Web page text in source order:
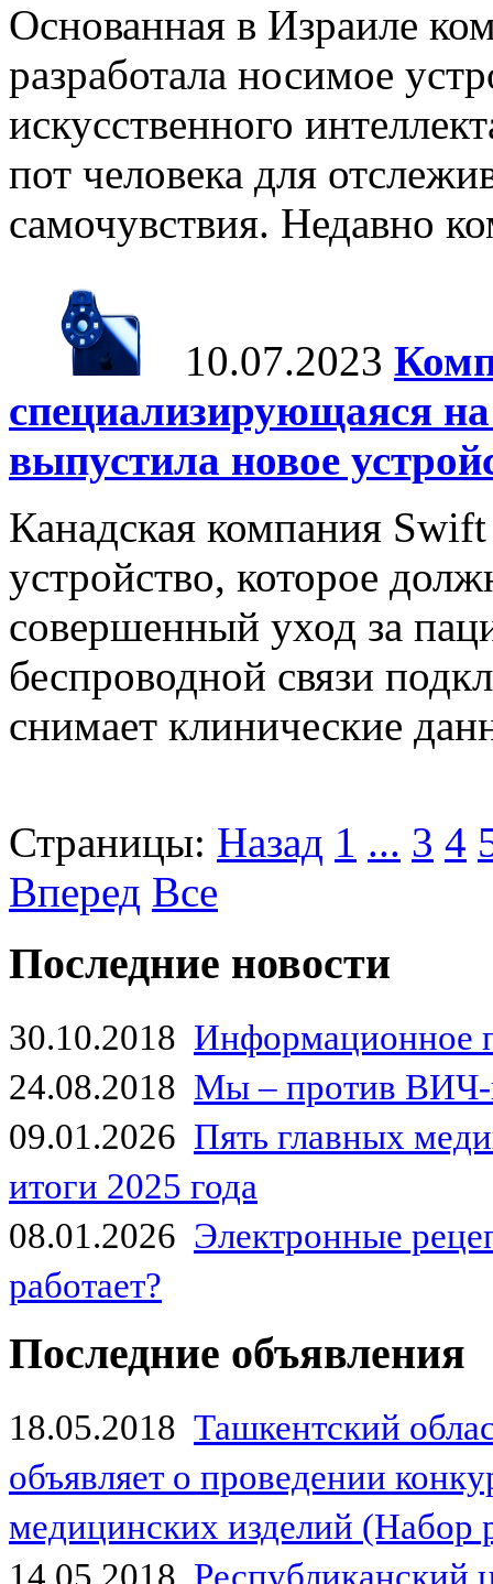
Основанная в Израиле
разработала носимое
искусственного
пот человека для
самочувствия. Недавно
10.07.2023
специализирующаяся
выпустила новое
Канадская компания
устройство, которое
совершенный уход за
беспроводной связи
снимает клинические
Страницы: Назад 1 ... 3 4
Вперед Все
Последние новости
30.10.2018 Информационное
24.08.2018 Мы – против
09.01.2026 Пять главных
итоги 2025 года
08.01.2026 Электронные
работает?
Последние объявления
18.05.2018 Ташкентский
объявляет о проведении
медицинских изделий (Набор